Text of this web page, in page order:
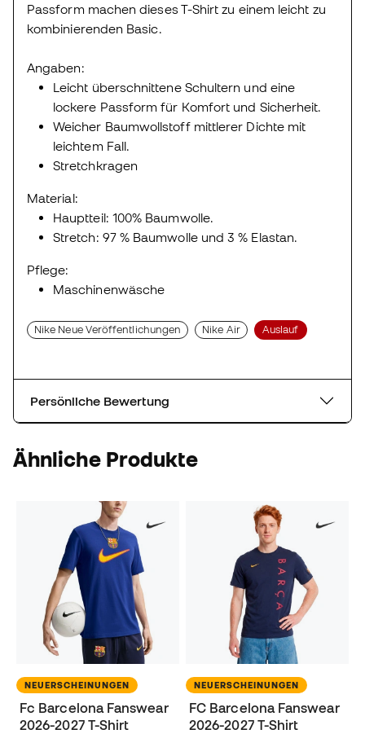
Passform machen dieses T-Shirt zu einem leicht zu
kombinierenden Basic.
Angaben:
Leicht überschnittene Schultern und eine
lockere Passform für Komfort und Sicherheit.
Weicher Baumwollstoff mittlerer Dichte mit
leichtem Fall.
Stretchkragen
Material:
Hauptteil: 100% Baumwolle.
Stretch: 97 % Baumwolle und 3 % Elastan.
Pflege:
Maschinenwäsche
Nike Neue Veröffentlichungen Nike Air Auslauf
Persönliche Bewertung
Ähnliche Produkte
NEUERSCHEINUNGEN
Fc Barcelona Fanswear
2026-2027 T-Shirt
NEUERSCHEINUNGEN
FC Barcelona Fanswear
2026-2027 T-Shirt